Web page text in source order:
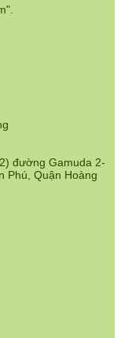
đường Gamuda 2-
Phú, Quận Hoàng